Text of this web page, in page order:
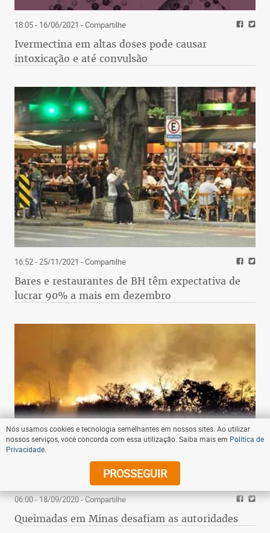
18:05 - 16/06/2021 - Compartilhe
Ivermectina em altas doses pode causar
intoxicação e até convulsão
16:52 - 25/11/2021 - Compartilhe
Bares e restaurantes de BH têm expectativa de
lucrar 90% a mais em dezembro
06:00 - 18/09/2020- Compartilhe
Queimadas em Minas desafiam as autoridades
Nós usamos cookies e tecnologia semelhantes em nossos sites. Ao utilizar
nossos serviços, você concorda com essa utilização. Saiba mais em Política de
Privacidade
PROSSEGUIR